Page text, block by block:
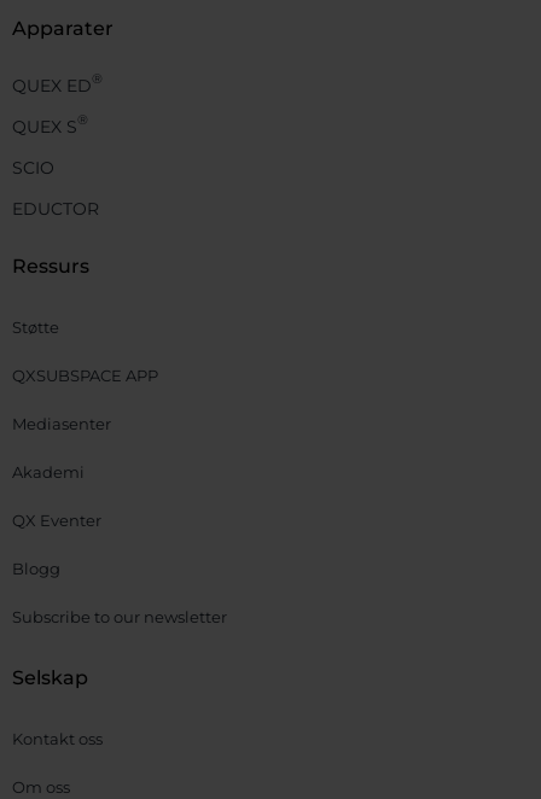
Apparater
QUEX ED®
QUEX S®
SCIO
EDUCTOR
Ressurs
Støtte
QXSUBSPACE APP
Mediasenter
Akademi
QX Eventer
Blogg
Subscribe to our newsletter
Selskap
Kontakt oss
Om oss